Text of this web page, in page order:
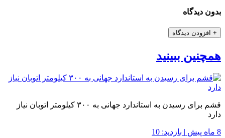
بدون دیدگاه
+ افزودن دیدگاه
همچنین ببینید
قشم برای رسیدن به استاندارد جهانی به ۳۰۰ کیلومتر اتوبان نیاز
دارد
8 ماه پیش | بازدید: 10